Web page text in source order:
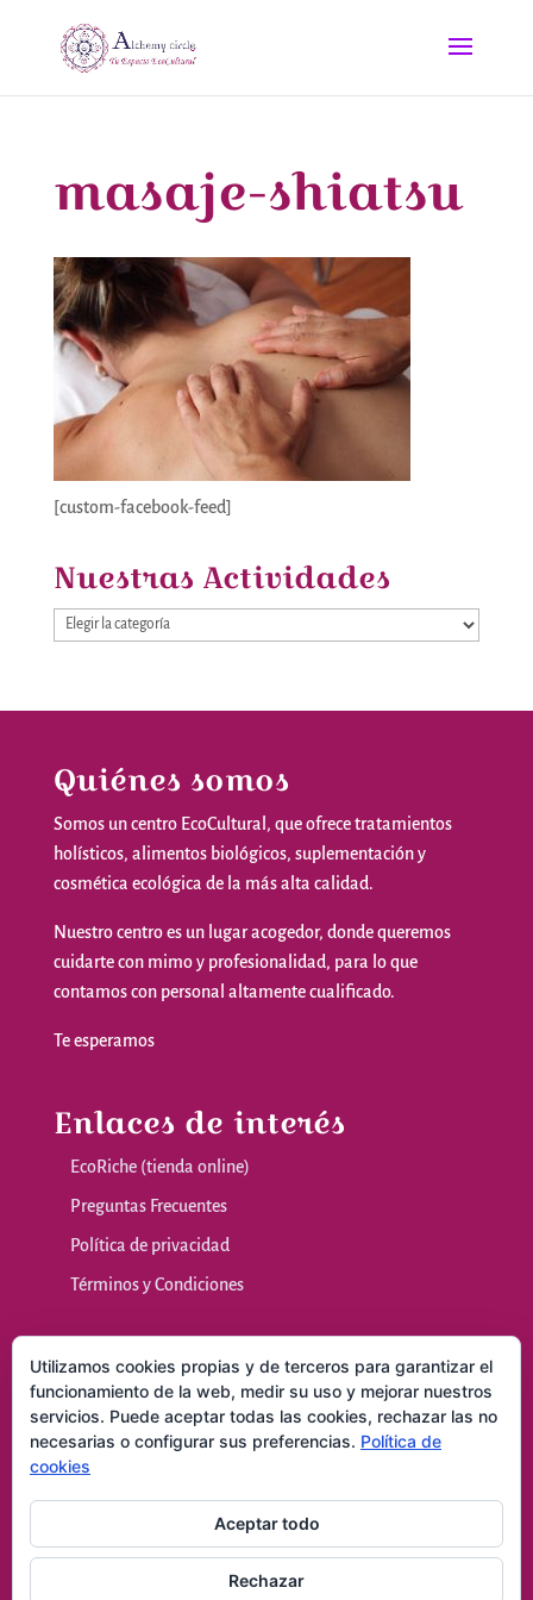
masaje-shiatsu
[custom-facebook-feed]
Nuestras Actividades
Nuestras
Quiénes somos
Somosuncentro EcoCultural, que ofrece tratamientos
holísticos, alimentos biológicos, suplementacióny
cosmética ecológica de la más alta calidad.
Nuestro centro es un lugar acogedor, donde queremos
cuidartecon mimoy profesionalidad, para loque
contamoscon personal altamente cualificado.
Te esperamos
Enlaces de interés
EcoRiche (tienda online)
Preguntas Frecuentes
Política de privacidad
Términos y Condiciones
Nuestras sala
Masajes y Técnicas Naturales
Consultas
Contacto
Utilizamos cookies propias y de terceros para garantizar el
funcionamiento de la web, medir su uso y mejorar nuestros
servicios. Puede aceptar todas las cookies, rechazar las no
necesarias o configurar sus preferencias. Política de
cookies
Aceptar todo
Rechazar